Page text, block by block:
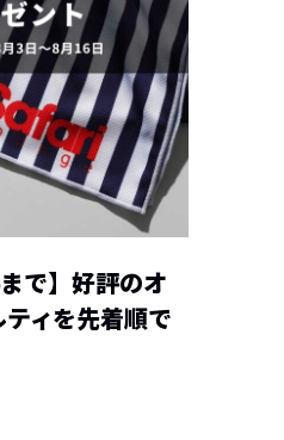
で】好評のオ
ィを先着順で